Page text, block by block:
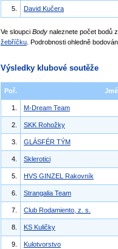
5. David Kučera
Ve sloupci Body naleznete počet bodů
žebříčku . Podrobnosti ohledně
Výsledky klubové soutěže
Poř.
1. M-Dream Team
2. SKK Rohožky
3. GLÁSFÉR TÝM
4. Sklerotici
5. HVS GINZEL Rakovník
6. Strangalia Team
7. Club Rodamiento, z. s.
8. KS Kuličky
9. Kulotvorstvo